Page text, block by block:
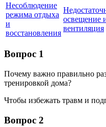
Несоблюдение
режима отдыха
и
восстановления
освещение
вентиляция
Вопрос 1
Почему важно правильно
тренировкой дома?
Чтобы избежать травм и
Вопрос 2